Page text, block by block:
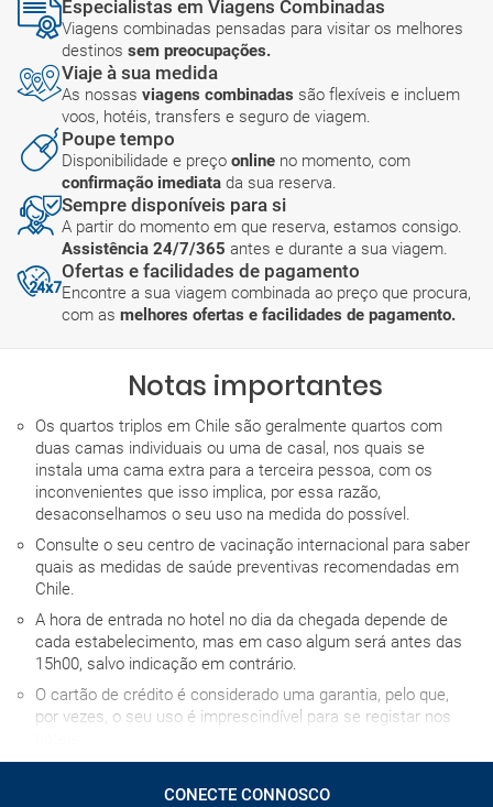
Especialistas em Viagens Combinadas
Viagens combinadas pensadas para visitar os melhores
destinos sem preocupações.
Viaje à sua medida
As nossas viagens combinadas são flexíveis e incluem
voos, hotéis, transfers e seguro de viagem.
Poupe tempo
Disponibilidade e preço online no momento, com
confirmação imediata da sua reserva.
Sempre disponíveis para si
A partir do momento em que reserva, estamos consigo.
Assistência 24/7/365 antes e durante a sua viagem.
Ofertas e facilidades de pagamento
Encontre a sua viagem combinada ao preço que procura,
com as melhores ofertas e facilidades de pagamento.
Notas importantes
Os quartos triplos em Chile são geralmente quartos com
duas camas individuais ou uma de casal, nos quais se
instala uma cama extra para a terceira pessoa, com os
inconvenientes que isso implica, por essa razão,
desaconselhamos o seu uso na medida do possível.
Consulte o seu centro de vacinação internacional para saber
quais as medidas de saúde preventivas recomendadas em
Chile.
A hora de entrada no hotel no dia da chegada depende de
cada estabelecimento, mas em caso algum será antes das
15h00, salvo indicação em contrário.
O cartão de crédito é considerado uma garantia, pelo que,
por vezes, o seu uso é imprescindível para se registar nos
Caso contrário, terão de dividir cama com um adulto.
CONECTE CONNOSCO